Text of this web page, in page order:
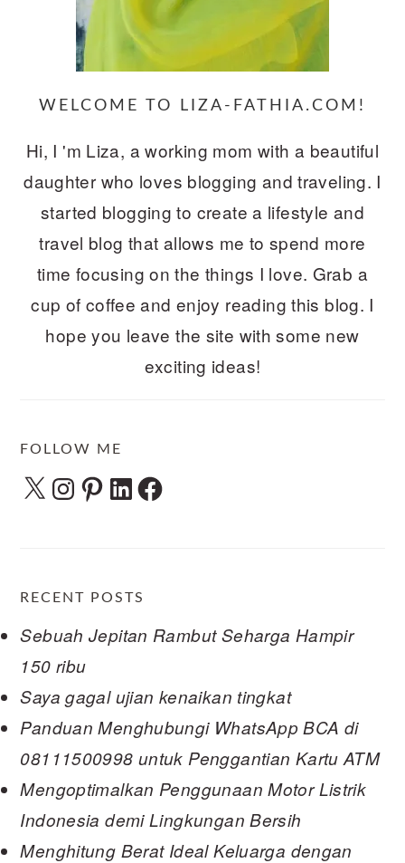
WELCOME TO LIZA-FATHIA.COM!
Hi, I 'm Liza, a working mom with a beautiful
daughter who loves blogging and traveling. I
started blogging to create a lifestyle and
travel blog that allows me to spend more
time focusing on the things I love. Grab a
cup of coffee and enjoy reading this blog. I
hope you leave the site with some new
exciting ideas!
FOLLOW ME
X Instagram
Pinterest
LinkedInFacebook
RECENT POSTS
Sebuah Jepitan Rambut Seharga Hampir
150 ribu
Saya gagal ujian kenaikan tingkat
Panduan Menghubungi WhatsApp BCA di
08111500998 untuk Penggantian Kartu ATM
Mengoptimalkan Penggunaan Motor Listrik
Indonesia demi Lingkungan Bersih
Menghitung Berat Ideal Keluarga dengan